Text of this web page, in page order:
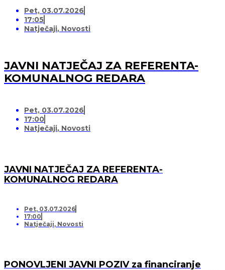
Pet, 03.07.2026
17:05
Natječaji, Novosti
JAVNI NATJEČAJ ZA REFERENTA-
KOMUNALNOG REDARA
Pet, 03.07.2026
17:00
Natječaji, Novosti
JAVNI NATJEČAJ ZA REFERENTA-
KOMUNALNOG REDARA
Pet, 03.07.2026
17:00
Natječaji, Novosti
PONOVLJENI JAVNI POZIV za financiranje